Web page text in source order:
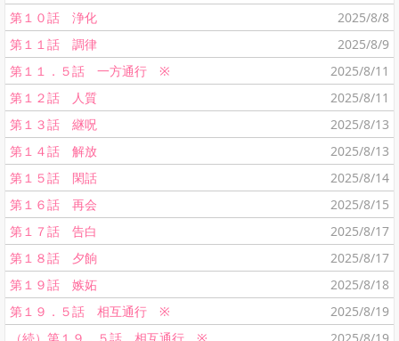
第１０話 浄化
2025/8/8
第１１話 調律
2025/8/9
第１１．５話 一方通行 ※
2025/8/11
第１２話 人質
2025/8/11
第１３話 継呪
2025/8/13
第１４話 解放
2025/8/13
第１５話 閑話
2025/8/14
第１６話 再会
2025/8/15
第１７話 告白
2025/8/17
第１８話 夕餉
2025/8/17
第１９話 嫉妬
2025/8/18
第１９．５話 相互通行 ※
2025/8/19